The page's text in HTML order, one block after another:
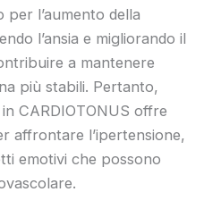
l’aumento della
l’ansia e migliorando il
a mantenere
più stabili. Pertanto,
CARDIOTONUS offre
affrontare l’ipertensione,
emotivi che possono